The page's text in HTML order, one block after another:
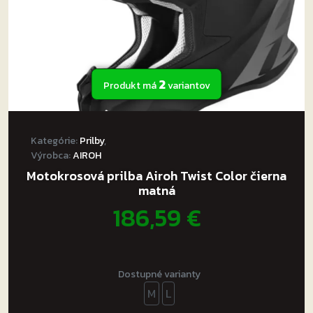
Produkt má2variantov
Kategórie:Prilby,
Výrobca:AIROH
Motokrosová prilba Airoh Twist Color čierna
matná
186,59€
Dostupné varianty
M L